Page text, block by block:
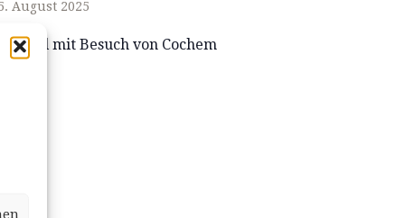
August 2025
mit Besuch von Cochem